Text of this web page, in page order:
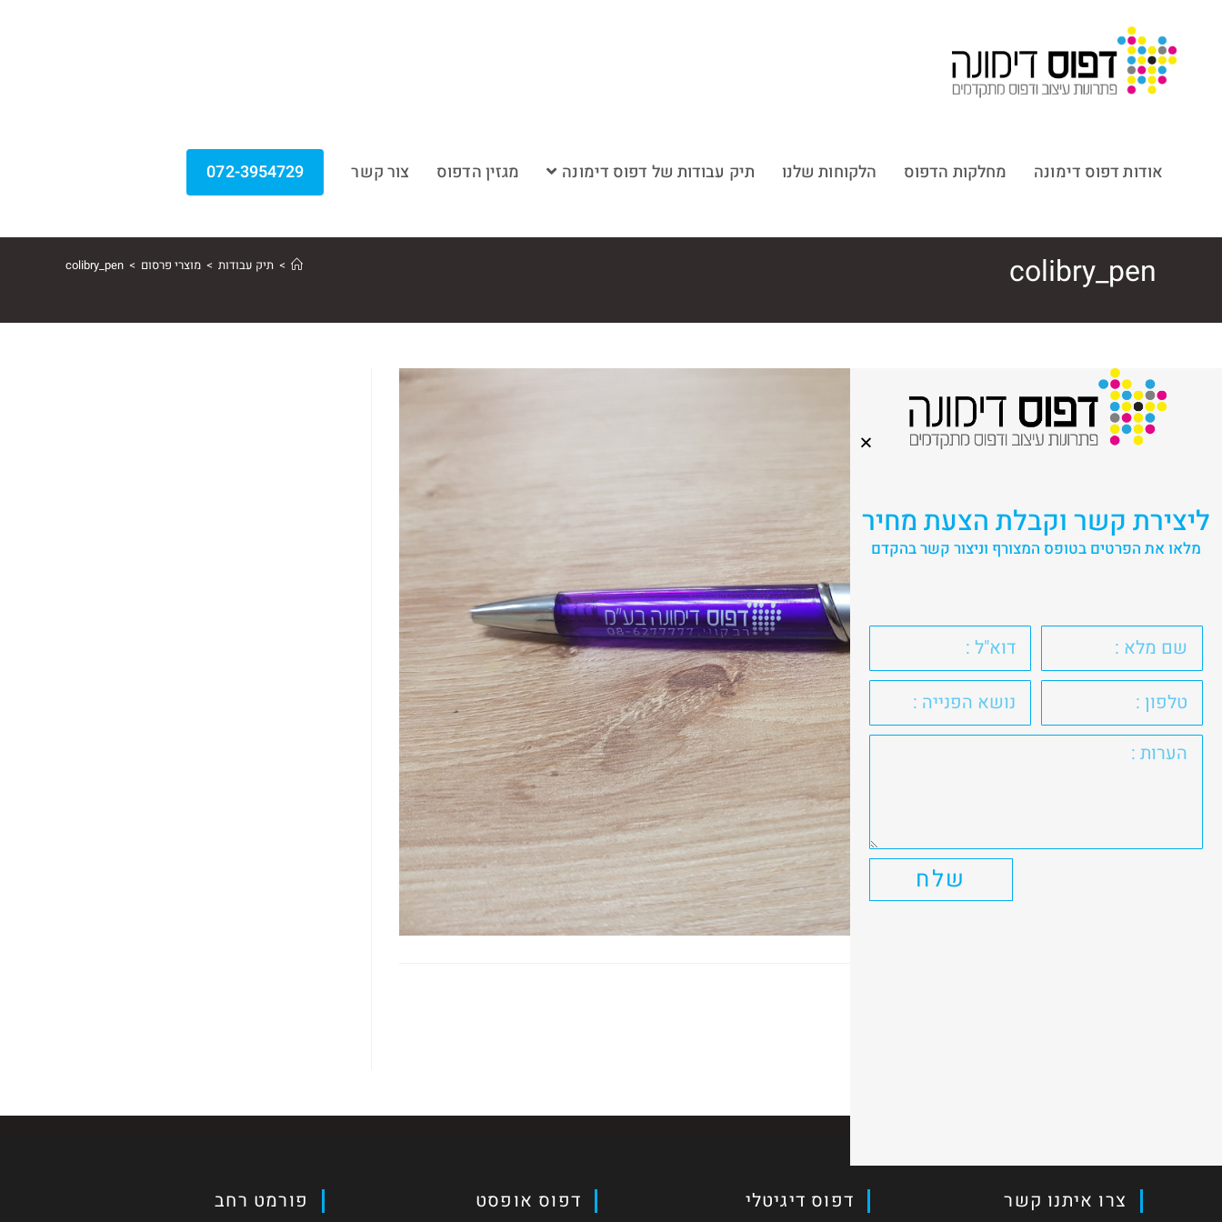
אודות דפוס דימונה מחלקות הדפוס הלקוחות שלנו תיק עבודות של דפוס דימונה מגזין הדפוס צור קשר 072-3954729
colibry_pen
> תיק עבודות > מוצרי פרסום >
colibry_pen
צרו איתנו קשר דפוס דיגיטלי דפוס אופסט פורמט רחב
ליצירת קשר וקבלת הצעת מחיר
מלאו את הפרטים בטופס המצורף וניצור קשר בהקדם
שלח